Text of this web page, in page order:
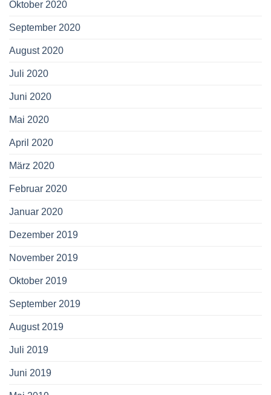
Oktober 2020
September 2020
August 2020
Juli 2020
Juni 2020
Mai 2020
April 2020
März 2020
Februar 2020
Januar 2020
Dezember 2019
November 2019
Oktober 2019
September 2019
August 2019
Juli 2019
Juni 2019